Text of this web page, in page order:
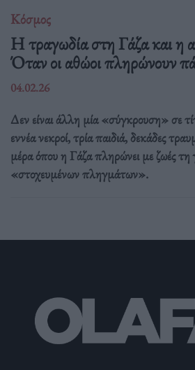
Κόσμος
Η τραγωδία στη Γάζα και η
Όταν οι αθώοι πληρώνουν
04.02.26
Δεν είναι άλλη μία «σύγκρουση» σε
εννέα νεκροί, τρία παιδιά, δεκάδες
μέρα όπου η Γάζα πληρώνει με ζωές
«στοχευμένων πληγμάτων».